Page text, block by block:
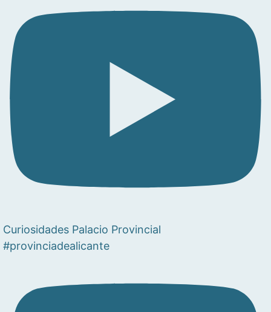
Curiosidades Palacio Provincial
#provinciadealicante